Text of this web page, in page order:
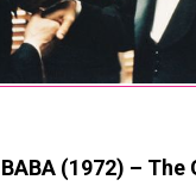
BABA (1972) –